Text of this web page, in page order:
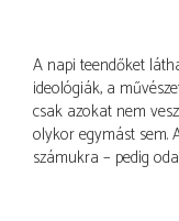
A napi teendőket
ideológiák, a
csak azokat nem
olykor egymást sem.
számukra – pedig